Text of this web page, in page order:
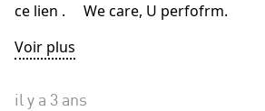
ce lien . We care, U perfofrm.
Voir plus
il y a 3 ans